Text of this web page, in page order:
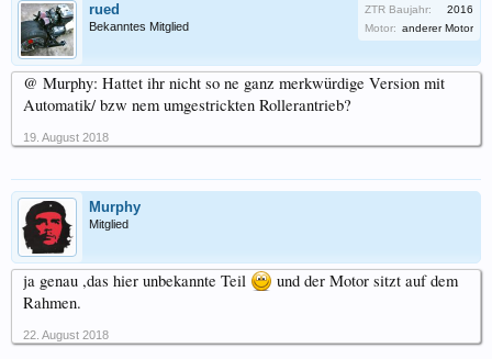
rued
Bekanntes Mitglied
ZTR Baujahr:
2016
Motor: anderer Motor
@ Murphy: Hattet ihr nicht so ne ganz merkwürdige Version mit
Automatik/ bzw nem umgestrickten Rollerantrieb?
19. August 2018
Murphy
Mitglied
ja genau ,das hier unbekannte Teil
und der Motor sitzt auf dem
Rahmen.
22. August 2018